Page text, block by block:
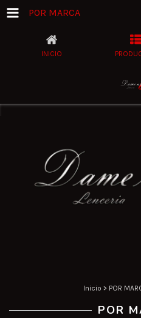
POR MARCA
INICIO
Inicio > POR
POR